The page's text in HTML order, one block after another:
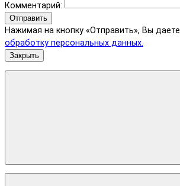
Комментарий:
Отправить
Нажимая на кнопку «Отправить», Вы даете
обработку персональных данных.
Закрыть